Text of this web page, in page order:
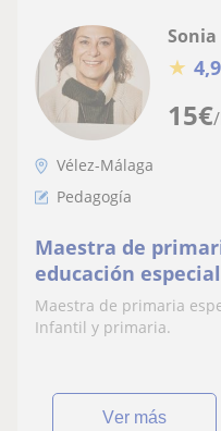
15€
Sonia
★ 4,9
Vélez-Málaga
Pedagogía
Maestra de
educación
Maestra de primaria
Infantil y primaria.
ver más